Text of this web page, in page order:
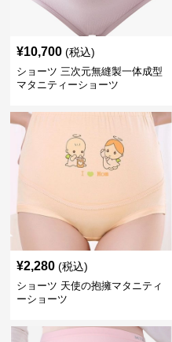
¥10,700 (税込)
ショーツ 三次元無縫製一体成型
マタニティーショーツ
¥2,280 (税込)
ショーツ 天使の抱擁マタニティ
ーショーツ